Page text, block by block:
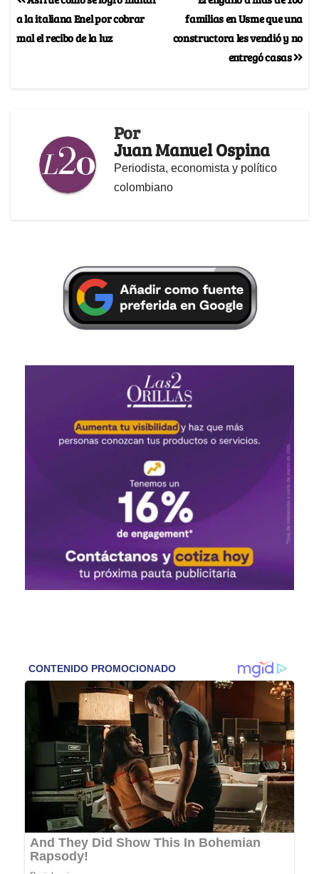
familias en Usme que una
constructora les vendió y no
entregó casas
a la italiana Enel por cobrar
mal el recibo de la luz
Por
Juan Manuel Ospina
Periodista, economista y político
colombiano